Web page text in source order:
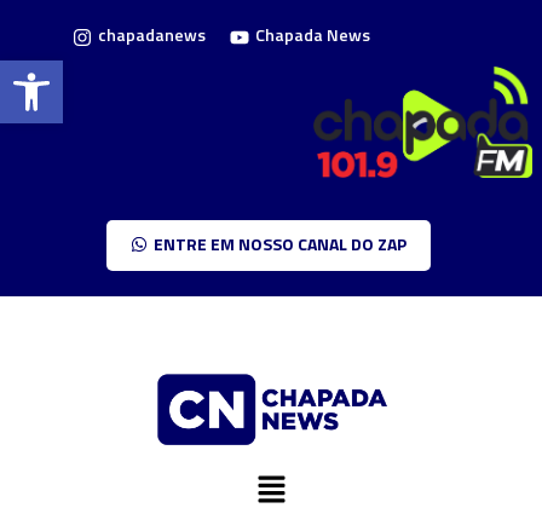
Barra de Ferramentas Aberta
chapadanews Chapada News
ENTRE EM NOSSO CANAL DO ZAP